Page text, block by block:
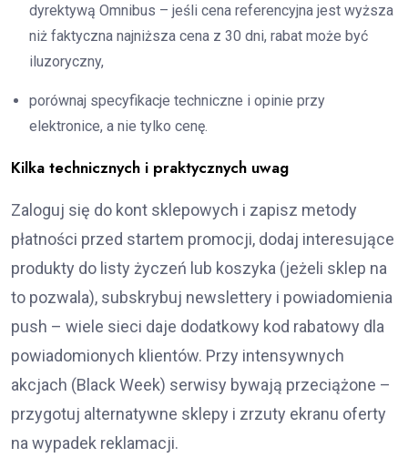
dyrektywą Omnibus – jeśli cena referencyjna jest wyższa
niż faktyczna najniższa cena z 30 dni, rabat może być
iluzoryczny,
porównaj specyfikacje techniczne i opinie przy
elektronice, a nie tylko cenę.
Kilka technicznych i praktycznych uwag
Zaloguj się do kont sklepowych i zapisz metody
płatności przed startem promocji, dodaj interesujące
produkty do listy życzeń lub koszyka (jeżeli sklep na
to pozwala), subskrybuj newslettery i powiadomienia
push – wiele sieci daje dodatkowy kod rabatowy dla
powiadomionych klientów. Przy intensywnych
akcjach (Black Week) serwisy bywają przeciążone –
przygotuj alternatywne sklepy i zrzuty ekranu oferty
na wypadek reklamacji.